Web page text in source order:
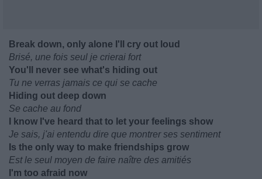
Break down, only alone I'll cry out loud
Brisé, une fois seul je crierai fort
You'll never see what's hiding out
Tu ne verras jamais ce qui se cache
Hiding out deep down
Se cache au fond
I know I've heard that to let your feelings show
Je sais, j'ai entendu dire que montrer ses sentiment
Is the only way to make friendships grow
Est le seul moyen de faire naître des amitiés
I'm too afraid now